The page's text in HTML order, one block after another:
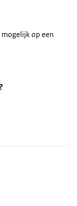
mogelijk op een